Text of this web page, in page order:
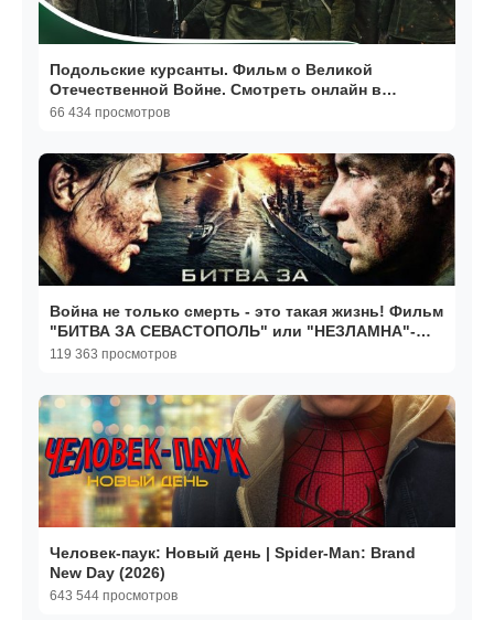
Подольские курсанты. Фильм о Великой
Отечественной Войне. Смотреть онлайн в
хорошем качестве
66 434 просмотров
Война не только смерть - это такая жизнь! Фильм
"БИТВА ЗА СЕВАСТОПОЛЬ" или "НЕЗЛАМНА"-
Разбор.
119 363 просмотров
Человек-паук: Новый день | Spider-Man: Brand
New Day (2026)
643 544 просмотров